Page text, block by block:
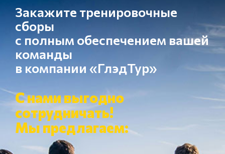
Закажите тренировочные
сборы
с полным обеспечением вашей
команды
в компании «ГлэдТур»
С нами выгодно
сотрудничать!
Мы предлагаем: